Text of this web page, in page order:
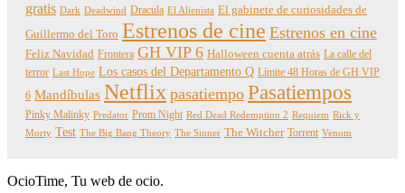
gratis Dark Deadwind Dracula El Alienista El gabinete de curiosidades de
Guillermo del Toro Estrenos de cine Estrenos en cine
Feliz Navidad Frontera GH VIP 6 Halloween cuenta atrás La calle del
terror Last Hope Los casos del Departamento Q Límite 48 Horas de GH VIP
6 Mandíbulas Netflix pasatiempo Pasatiempos
Pinky Malinky Predator Prom Night Red Dead Redemption 2 Requiem Rick y
Morty Test The Big Bang Theory The Sinner The Witcher Torrent Venom
OcioTime, Tu web de ocio.